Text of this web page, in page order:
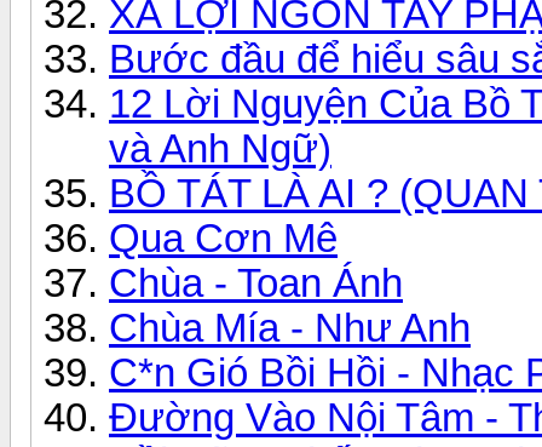
XÁ LỢI NGÓN TAY
Bước đầu để hiểu sâu
12 Lời Nguyện Của Bồ
và Anh Ngữ)
BỒ TÁT LÀ AI ?
Qua Cơn Mê
Chùa - Toan Ánh
Chùa Mía - Như Anh
C*n Gió Bồi Hồi - Nhạc
Đường Vào Nội Tâm -